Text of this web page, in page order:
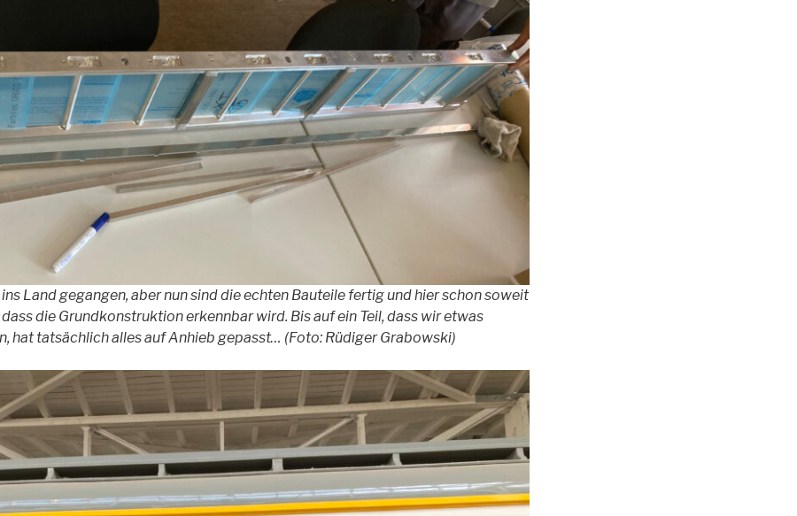
Land gegangen, aber nun sind die echten Bauteile fertig und hier schon soweit
die Grundkonstruktion erkennbar wird. Bis auf ein Teil, dass wir etwas
hat tatsächlich alles auf Anhieb gepasst… (Foto: Rüdiger Grabowski)